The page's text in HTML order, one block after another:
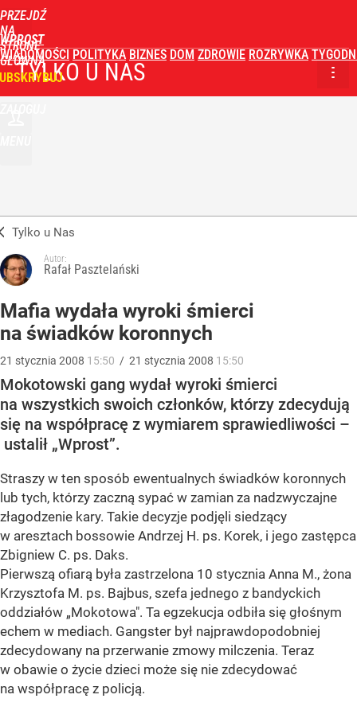
PRZEJDŹ
NA
STRONĘ
GŁÓWNĄ
WPROST
WIADOMOŚCI POLITYKA BIZNES DOM ZDROWIE ROZRYWKA
TYLKO U NAS
Tylko u Nas
Autor:
Rafał Pasztelański
Mafia wydała wyroki śmierci
na świadków koronnych
21 stycznia 2008 15:50 / 21 stycznia 2008 15:50
Mokotowski gang wydał wyroki śmierci
na wszystkich swoich członków, którzy zdecydują
się na współpracę z wymiarem sprawiedliwości –
ustalił „Wprost”.
Straszy w ten sposób ewentualnych świadków koronnych
lub tych, którzy zaczną sypać w zamian za nadzwyczajne
złagodzenie kary. Takie decyzje podjęli siedzący
w aresztach bossowie Andrzej H. ps. Korek, i jego zastępca
Zbigniew C. ps. Daks.
Pierwszą ofiarą była zastrzelona 10 stycznia Anna M., żona
Krzysztofa M. ps. Bajbus, szefa jednego z bandyckich
oddziałów „Mokotowa". Ta egzekucja odbiła się głośnym
echem w mediach. Gangster był najprawdopodobniej
zdecydowany na przerwanie zmowy milczenia. Teraz
w obawie o życie dzieci może się nie zdecydować
na współpracę z policją.